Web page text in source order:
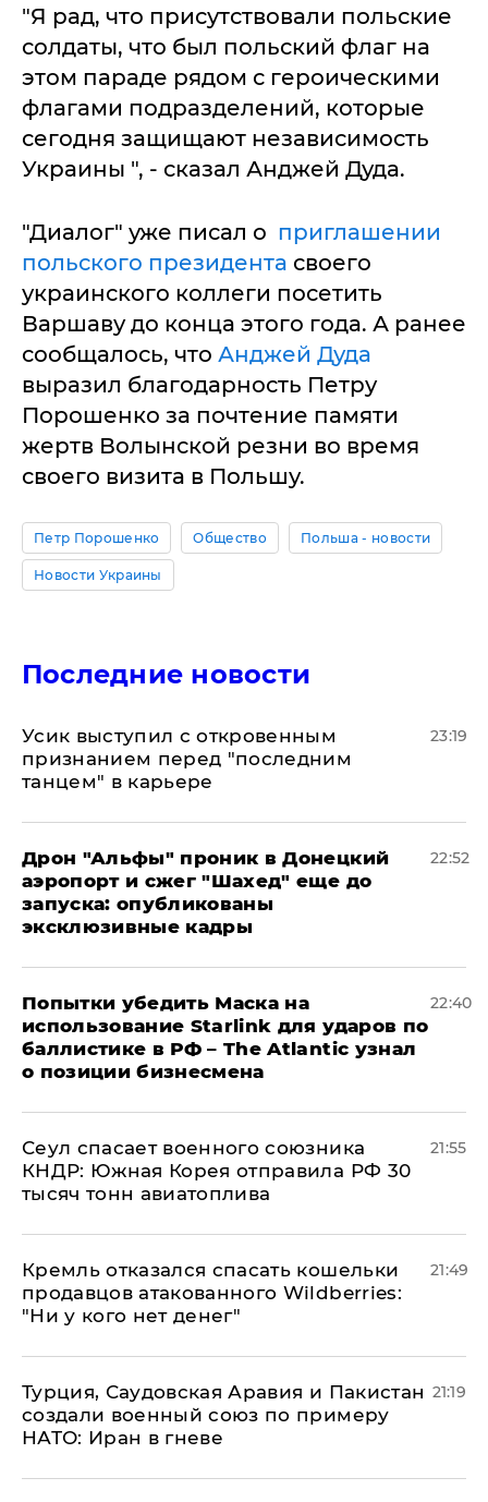
"Я рад, что присутствовали польские
солдаты, что был польский флаг на
этом параде рядом с героическими
флагами подразделений, которые
сегодня защищают независимость
Украины ", - сказал Анджей Дуда.
"Диалог" уже писал о приглашении
польского президента своего
украинского коллеги посетить
Варшаву до конца этого года. А ранее
сообщалось, что Анджей Дуда
выразил благодарность Петру
Порошенко за почтение памяти
жертв Волынской резни во время
своего визита в Польшу.
Петр Порошенко Общество Польша - новости
Новости Украины
Последние новости
Усик выступил с откровенным
признанием перед "последним
танцем" в карьере
23:19
Дрон "Альфы" проник в Донецкий
аэропорт и сжег "Шахед" еще до
запуска: опубликованы
эксклюзивные кадры
22:52
Попытки убедить Маска на
использование Starlink для ударов по
баллистике в РФ – The Atlantic узнал
о позиции бизнесмена
22:40
​Сеул спасает военного союзника
КНДР: Южная Корея отправила РФ 30
тысяч тонн авиатоплива
21:55
Кремль отказался спасать кошельки
продавцов атакованного Wildberries:
"Ни у кого нет денег"
21:49
Турция, Саудовская Аравия и Пакистан
создали военный союз по примеру
НАТО: Иран в гневе
21:19